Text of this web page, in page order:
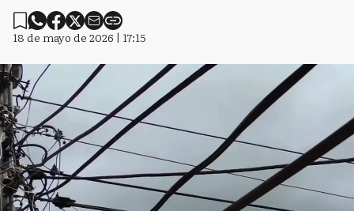
18 de mayo de 2026 | 17:15